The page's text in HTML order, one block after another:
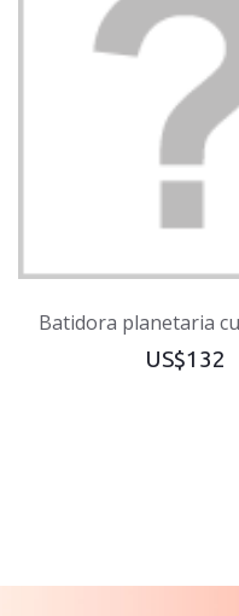
Batidora planetaria
US$132